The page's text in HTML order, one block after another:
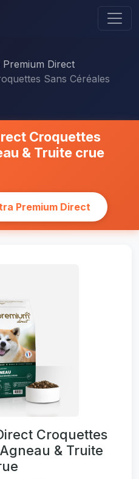
Premium Direct
Sans Céréales
Croquettes
& Truite crue
Premium Direct
Croquettes
& Truite